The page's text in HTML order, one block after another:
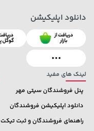
لینک های مفید
پنل فروشندگان سیتی مهر
دانلود اپلیکیشن فروشندگان
راهنمای فروشندگان و ثبت تیکت
دانلود اپلیکیشن